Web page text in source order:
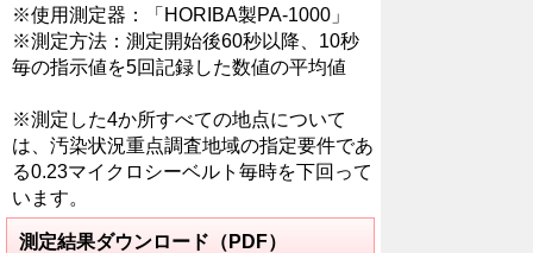
※使用測定器：「HORIBA製PA-1000」
※測定方法：測定開始後60秒以降、10秒
毎の指示値を5回記録した数値の平均値
※測定した4か所すべての地点について
は、汚染状況重点調査地域の指定要件であ
る0.23マイクロシーベルト毎時を下回って
います。
測定結果ダウンロード（PDF）